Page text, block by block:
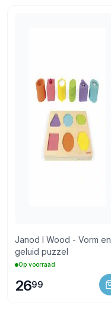
Janod I Wood - Vorm en
geluid puzzel
Op voorraad
2699